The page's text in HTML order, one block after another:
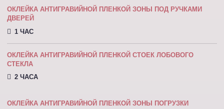
ОКЛЕЙКА АНТИГРАВИЙНОЙ ПЛЕНКОЙ ЗОНЫ ПОД РУЧКАМИ
ДВЕРЕЙ
1 ЧАС
ОКЛЕЙКА АНТИГРАВИЙНОЙ ПЛЕНКОЙ СТОЕК ЛОБОВОГО
СТЕКЛА
2 ЧАСА
ОКЛЕЙКА АНТИГРАВИЙНОЙ ПЛЕНКОЙ ЗОНЫ ПОГРУЗКИ